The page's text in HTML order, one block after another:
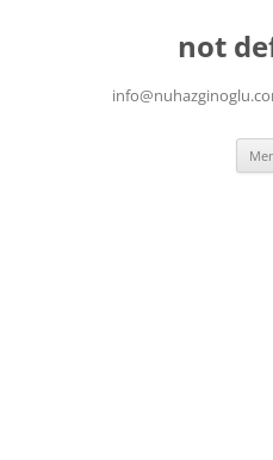
not